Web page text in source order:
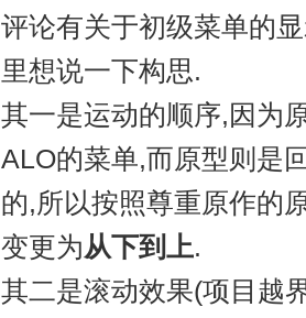
评论有关于初级菜单的
里想说一下构思.
其一是运动的顺序,因为
ALO的菜单,而原型则是
的,所以按照尊重原作的
变更为从下到上.
其二是滚动效果(项目越